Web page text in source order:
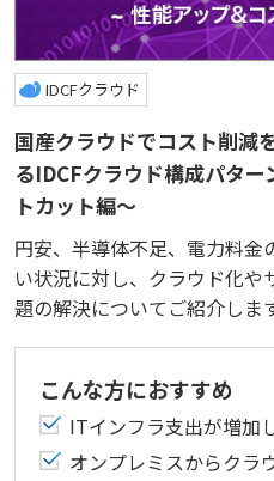
IDCFクラウド
国産クラウドでコスト削減
るIDCFクラウド構成パタ
トカット編～
円安、半導体不足、電力料金
い状況に対し、クラウド化
題の解決についてご紹介します
こんな方におすすめ
ITインフラ支出が増加
オンプレミスからクラ